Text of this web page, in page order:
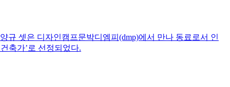
규 셋은 디자인캠프문박디엠피(dmp)에서 만나 동료로서 인
축가’로 선정되었다.